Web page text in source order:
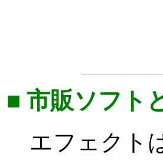
■ 市販ソフト
エフェクト